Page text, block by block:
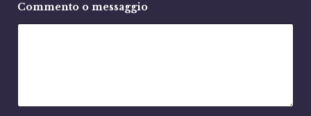
Commento o messaggio